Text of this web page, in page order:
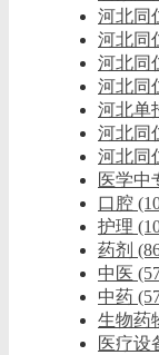
河北同
河北同
河北同
河北同
河北单
河北同
河北同
医学中
口腔
护理
药剂
中医
中药
生物药
医疗设